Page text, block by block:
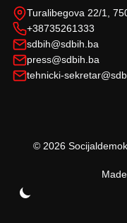
Turalibegova 22/1,
+38735261333
sdbih@sdbih.ba
press@sdbih.ba
tehnicki-
© 2026